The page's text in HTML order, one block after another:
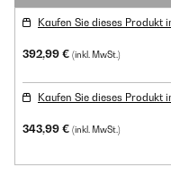
Kaufen Sie dieses Produkt
392,99 € (inkl. MwSt.)
Kaufen Sie dieses Produkt
343,99 € (inkl. MwSt.)